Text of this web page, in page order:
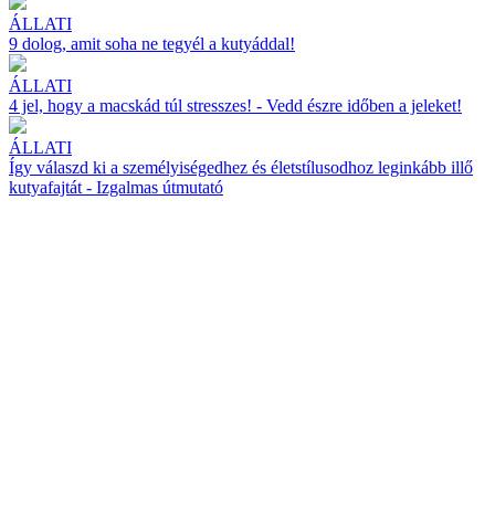
ÁLLATI
9 dolog, amit soha ne tegyél a kutyáddal!
ÁLLATI
4 jel, hogy a macskád túl stresszes! - Vedd észre időben a jeleket!
ÁLLATI
Így válaszd ki a személyiségedhez és életstílusodhoz leginkább illő
kutyafajtát - Izgalmas útmutató